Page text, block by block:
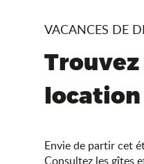
VACANCES DE
Envie de partir cet
Consultez les gîtes